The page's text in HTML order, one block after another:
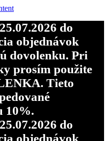
do
objednávok
dovolenku. Pri
prosím použite
Tieto
10%.
do
objednávok